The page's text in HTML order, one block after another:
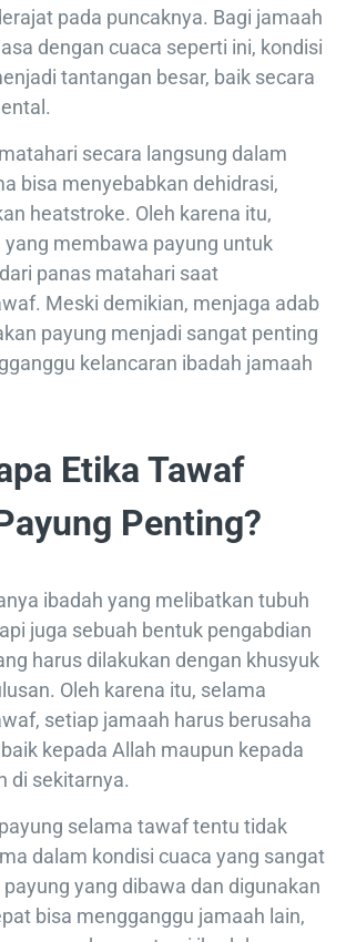
pada puncaknya. Bagi jamaah
dengan cuaca seperti ini, kondisi
tantangan besar, baik secara
secara langsung dalam
bisa menyebabkan dehidrasi,
heatstroke. Oleh karena itu,
yang membawa payung untuk
panas matahari saat
Meski demikian, menjaga adab
payung menjadi sangat penting
kelancaran ibadah jamaah
Etika Tawaf
Penting?
ibadah yang melibatkan tubuh
juga sebuah bentuk pengabdian
harus dilakukan dengan khusyuk
Oleh karena itu, selama
setiap jamaah harus berusaha
kepada Allah maupun kepada
di sekitarnya.
selama tawaf tentu tidak
dalam kondisi cuaca yang sangat
yang dibawa dan digunakan
bisa mengganggu jamaah lain,